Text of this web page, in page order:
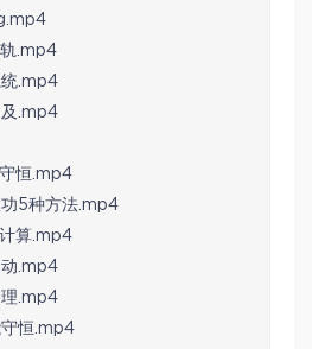
.mp4
.mp4
.mp4
恒.mp4
5种方法.mp4
算.mp4
.mp4
.mp4
恒.mp4